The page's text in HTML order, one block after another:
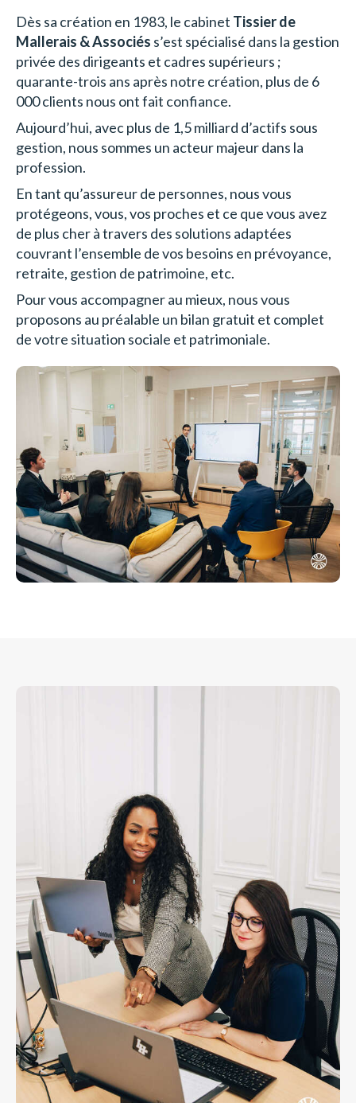
Dès sa création en 1983, le cabinet Tissier de
Mallerais & Associés s’est spécialisé dans la gestion
privée des dirigeants et cadres supérieurs ;
quarante-trois ans après notre création, plus de 6
000 clients nous ont fait confiance.
Aujourd’hui, avec plus de 1,5 milliard d’actifs sous
gestion, nous sommes un acteur majeur dans la
profession.
En tant qu’assureur de personnes, nous vous
protégeons, vous, vos proches et ce que vous avez
de plus cher à travers des solutions adaptées
couvrant l’ensemble de vos besoins en prévoyance,
retraite, gestion de patrimoine, etc.
Pour vous accompagner au mieux, nous vous
proposons au préalable un bilan gratuit et complet
de votre situation sociale et patrimoniale.